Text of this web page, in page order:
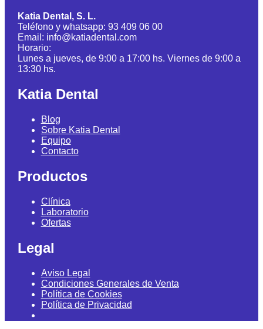
Katia Dental, S. L.
Teléfono y whatsapp: 93 409 06 00
Email: info@katiadental.com
Horario:
Lunes a jueves, de 9:00 a 17:00 hs. Viernes de 9:00 a
13:30 hs.
Katia Dental
Blog
Sobre Katia Dental
Equipo
Contacto
Productos
Clínica
Laboratorio
Ofertas
Legal
Aviso Legal
Condiciones Generales de Venta
Política de Cookies
Política de Privacidad